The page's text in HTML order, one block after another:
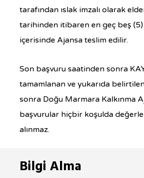
tarafından ıslak imzalı olarak
tarihinden itibaren en geç beş
içerisinde Ajansa teslim edilir.
Son başvuru saatinden sonra
tamamlanan ve yukarıda
sonra Doğu Marmara Kalkınma
başvurular hiçbir koşulda
alınmaz.
Bilgi Alma